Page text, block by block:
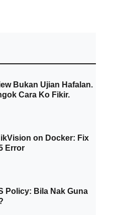
Bukan Ujian Hafalan.
Cara Ko Fikir.
on Docker: Fix
Error
Policy: Bila Nak Guna